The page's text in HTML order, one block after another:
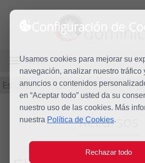
Configuración de
Usamos cookies para mejorar su
navegación, analizar nuestro tráfico
anuncios o contenidos
en “Aceptar todo” usted da su
nuestro uso de las cookies. Más
nuestra Política de Cookies.
Rechazar todo
MENÚ
Estudio
Recursos